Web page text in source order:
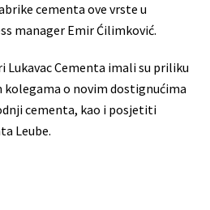
cementa ove vrste u
manager Emir Ćilimković.
Lukavac Cementa imali su priliku
o novim dostignućima
cementa, kao i posjetiti
Leube.